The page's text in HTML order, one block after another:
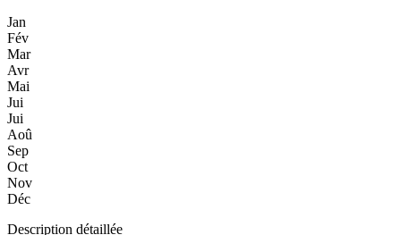
Jan
Fév
Mar
Avr
Mai
Jui
Jui
Aoû
Sep
Oct
Nov
Déc
Description détaillée